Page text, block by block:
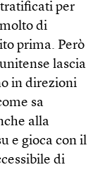
per
di
prima. Però
lascia
in direzioni
sa
alla
e gioca con il
di